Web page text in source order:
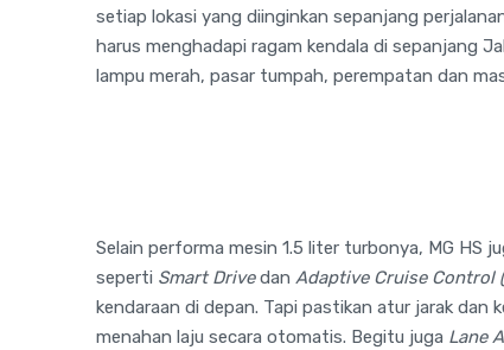
setiap lokasi yang diinginkan sepanjang
harus menghadapi ragam kendala di sepanjang
lampu merah, pasar tumpah, perempatan dan
Selain performa mesin 1.5 liter turbonya, MG HS
seperti Smart Drivedan Adaptive Cruise Control
kendaraan di depan. Tapi pastikan atur jarak
menahan laju secara otomatis. Begitu juga Lane